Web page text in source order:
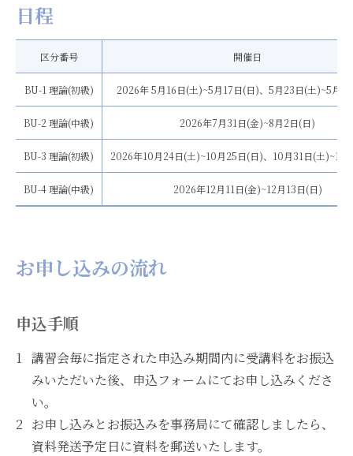
日程
区分番号 開催日
BU-1 理論(初級) 2026年 5月16日(土)~5月17日(日)、5月23日(土)~5月
BU-2 理論(中級) 2026年7月31日(金)~8月2日(日)
BU-3 理論(初級) 2026年10月24日(土)~10月25日(日)、10月31日(土)~11
BU-4 理論(中級) 2026年12月11日(金)~12月13日(日)
お申し込みの流れ
申込手順
講習会毎に指定された申込み期間内に受講料をお振込
みいただいた後、申込フォームにてお申し込みくださ
い。
お申し込みとお振込みを事務局にて確認しましたら、
資料発送予定日に資料を郵送いたします。